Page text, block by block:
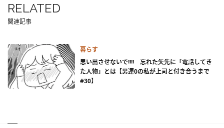
RELATED
関連記事
暮らす
思い出させないで!!!! 忘れた矢先に「電話してき
た人物」とは【男運0の私が上司と付き合うまで
#30】